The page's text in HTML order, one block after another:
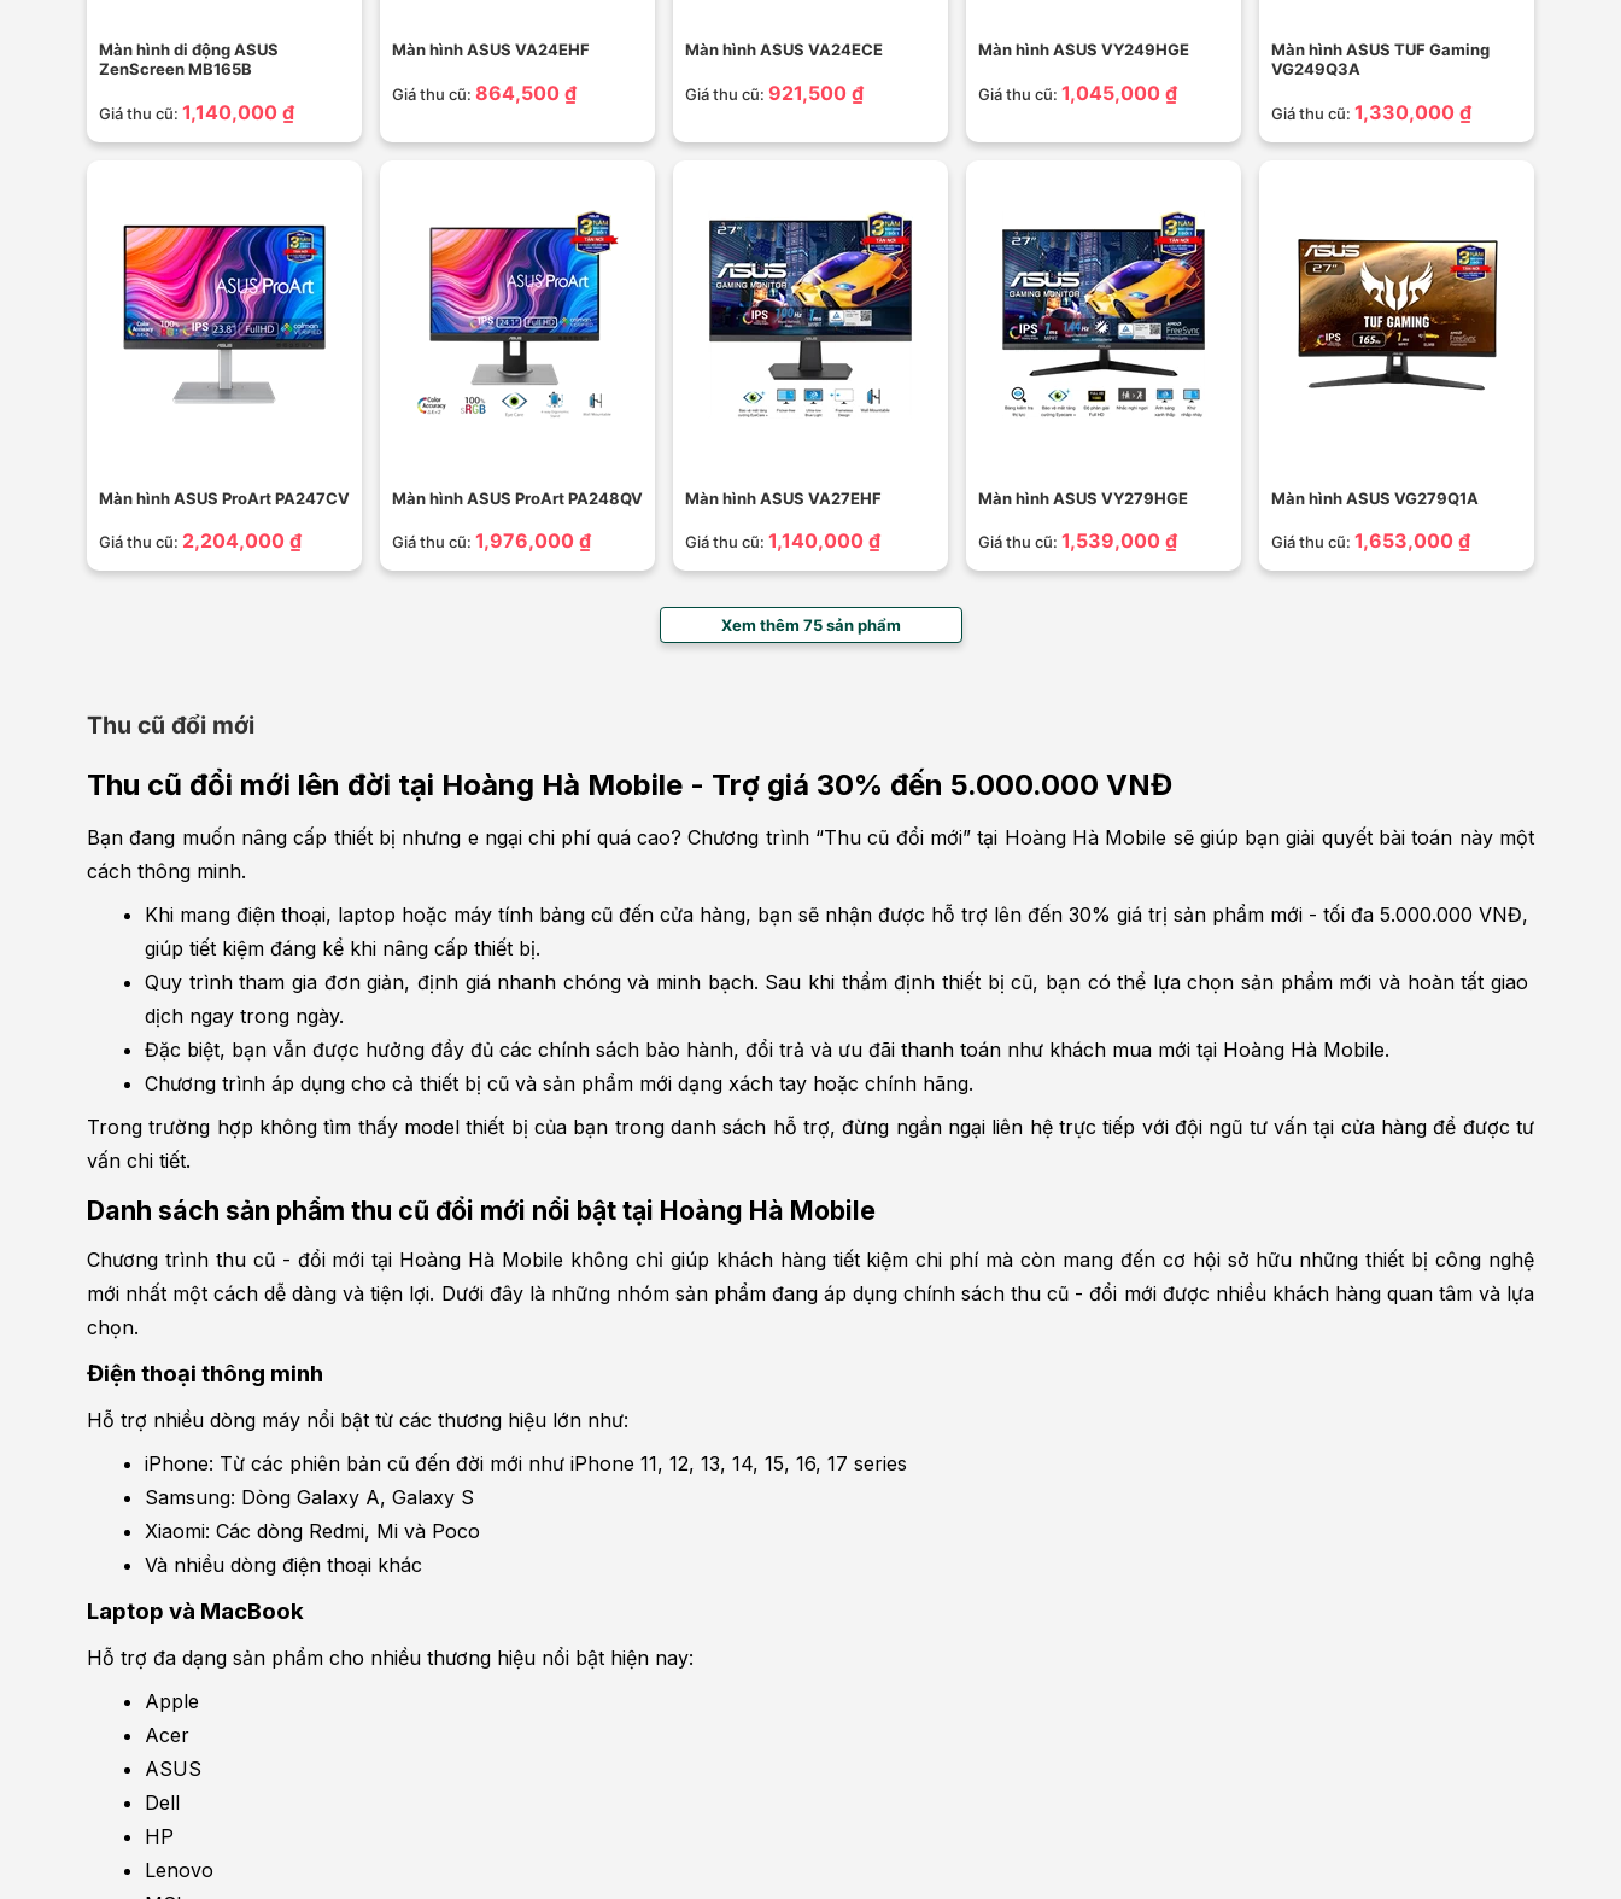
Màn hình di động ASUS
ZenScreen MB165B
Giá thu cũ: 1,140,000 ₫
Màn hình ASUS VA24EHF
Giá thu cũ: 864,500 ₫
Màn hình ASUS VA24ECE
Giá thu cũ: 921,500 ₫
Màn hình ASUS VY249HGE
Giá thu cũ: 1,045,000 ₫
Màn hình ASUS TUF Gaming
VG249Q3A
Giá thu cũ: 1,330,000 ₫
Màn hình ASUS ProArt PA247CV
Giá thu cũ: 2,204,000 ₫
Màn hình ASUS ProArt PA248QV
Giá thu cũ: 1,976,000 ₫
Màn hình ASUS VA27EHF
Giá thu cũ: 1,140,000 ₫
Màn hình ASUS VY279HGE
Giá thu cũ: 1,539,000 ₫
Màn hình ASUS VG279Q1A
Giá thu cũ: 1,653,000 ₫
Xem thêm 75 sản phẩm
Thu cũ đổi mới
Thu cũ đổi mới lên đời tại Hoàng Hà Mobile - Trợ giá 30% đến 5.000.000 VNĐ
Bạn đang muốn nâng cấp thiết bị nhưng e ngại chi phí quá cao? Chương trình “Thu cũ đổi mới” tại Hoàng Hà Mobile sẽ giúp bạn giải quyết bài toán này một
cách thông minh.
Khi mang điện thoại, laptop hoặc máy tính bảng cũ đến cửa hàng, bạn sẽ nhận được hỗ trợ lên đến 30% giá trị sản phẩm mới - tối đa 5.000.000 VNĐ,
giúp tiết kiệm đáng kể khi nâng cấp thiết bị.
Quy trình tham gia đơn giản, định giá nhanh chóng và minh bạch. Sau khi thẩm định thiết bị cũ, bạn có thể lựa chọn sản phẩm mới và hoàn tất giao
dịch ngay trong ngày.
Đặc biệt, bạn vẫn được hưởng đầy đủ các chính sách bảo hành, đổi trả và ưu đãi thanh toán như khách mua mới tại Hoàng Hà Mobile.
Chương trình áp dụng cho cả thiết bị cũ và sản phẩm mới dạng xách tay hoặc chính hãng.
Trong trường hợp không tìm thấy model thiết bị của bạn trong danh sách hỗ trợ, đừng ngần ngại liên hệ trực tiếp với đội ngũ tư vấn tại cửa hàng để được tư
vấn chi tiết.
Danh sách sản phẩm thu cũ đổi mới nổi bật tại Hoàng Hà Mobile
Chương trình thu cũ - đổi mới tại Hoàng Hà Mobile không chỉ giúp khách hàng tiết kiệm chi phí mà còn mang đến cơ hội sở hữu những thiết bị công nghệ
mới nhất một cách dễ dàng và tiện lợi. Dưới đây là những nhóm sản phẩm đang áp dụng chính sách thu cũ - đổi mới được nhiều khách hàng quan tâm và lựa
chọn.
Điện thoại thông minh
Hỗ trợ nhiều dòng máy nổi bật từ các thương hiệu lớn như:
iPhone: Từ các phiên bản cũ đến đời mới như iPhone 11, 12, 13, 14, 15, 16, 17 series
Samsung: Dòng Galaxy A, Galaxy S
Xiaomi: Các dòng Redmi, Mi và Poco
Và nhiều dòng điện thoại khác
Laptop và MacBook
Hỗ trợ đa dạng sản phẩm cho nhiều thương hiệu nổi bật hiện nay:
Apple
Acer
ASUS
Dell
HP
Lenovo